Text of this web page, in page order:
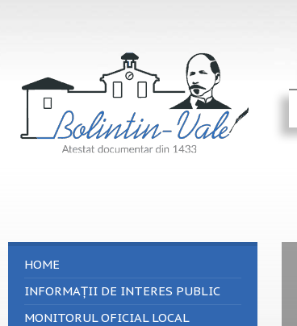
HOME
INFORMAȚII DE INTERES PUBLIC
MONITORUL OFICIAL LOCAL